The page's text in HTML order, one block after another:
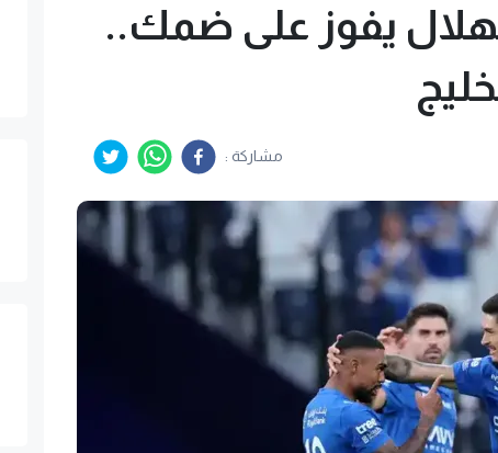
يفوز على ضمك..
مشاركة :